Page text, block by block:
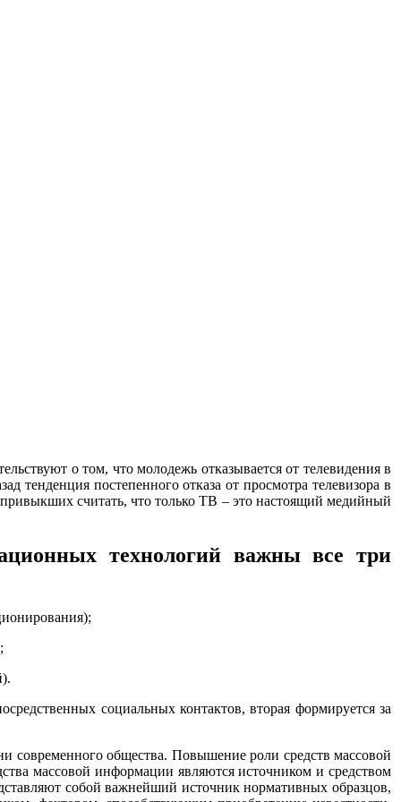
о том, что молодежь отказывается от телевидения в
тенденция постепенного отказа от просмотра телевизора в
считать, что только ТВ – это настоящий медийный
технологий важны все три
социальных контактов, вторая формируется за
современного общества. Повышение роли средств массовой
массовой информации являются источником и средством
собой важнейший источник нормативных образцов,